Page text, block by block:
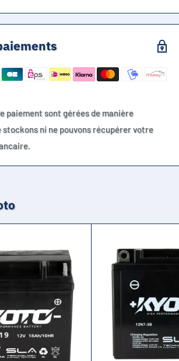
paiement sont gérées de manière
stockons ni ne pouvons récupérer votre